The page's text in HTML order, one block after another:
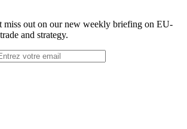
miss out on our new weekly briefing on EU-
and strategy.